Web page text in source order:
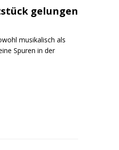
gelungen
musikalisch als
Spuren in der